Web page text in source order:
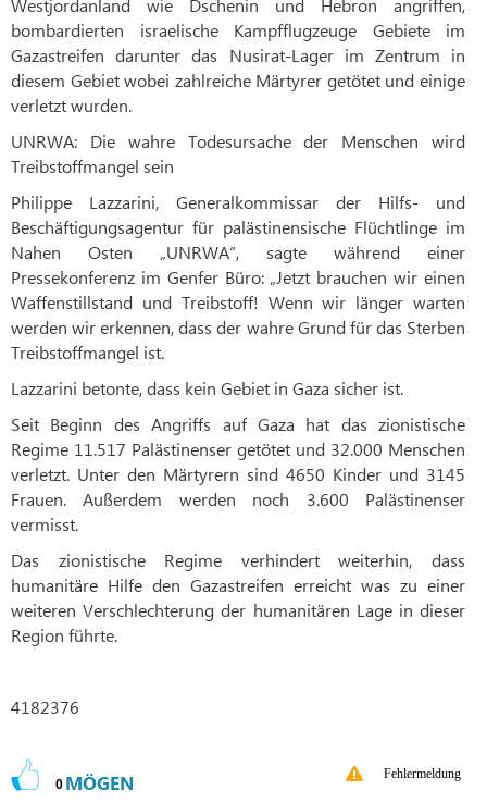
Westjordanland wie Dschenin und Hebron angriffen,
bombardierten israelische Kampfflugzeuge Gebiete im
Gazastreifen darunter das Nusirat-Lager im Zentrum in
diesem Gebiet wobei zahlreiche Märtyrer getötet und einige
verletzt wurden.
UNRWA: Die wahre Todesursache der Menschen wird
Treibstoffmangel sein
Philippe Lazzarini, Generalkommissar der Hilfs- und
Beschäftigungsagentur für palästinensische Flüchtlinge im
Nahen Osten „UNRWA“, sagte während einer
Pressekonferenz im Genfer Büro: „Jetzt brauchen wir einen
Waffenstillstand und Treibstoff! Wenn wir länger warten
werden wir erkennen, dass der wahre Grund für das Sterben
Treibstoffmangel ist.
Lazzarini betonte, dass kein Gebiet in Gaza sicher ist.
Seit Beginn des Angriffs auf Gaza hat das zionistische
Regime 11.517 Palästinenser getötet und 32.000 Menschen
verletzt. Unter den Märtyrern sind 4650 Kinder und 3145
Frauen. Außerdem werden noch 3.600 Palästinenser
vermisst.
Das zionistische Regime verhindert weiterhin, dass
humanitäre Hilfe den Gazastreifen erreicht was zu einer
weiteren Verschlechterung der humanitären Lage in dieser
Region führte.
4182376
0 MÖGEN Fehlermeldung